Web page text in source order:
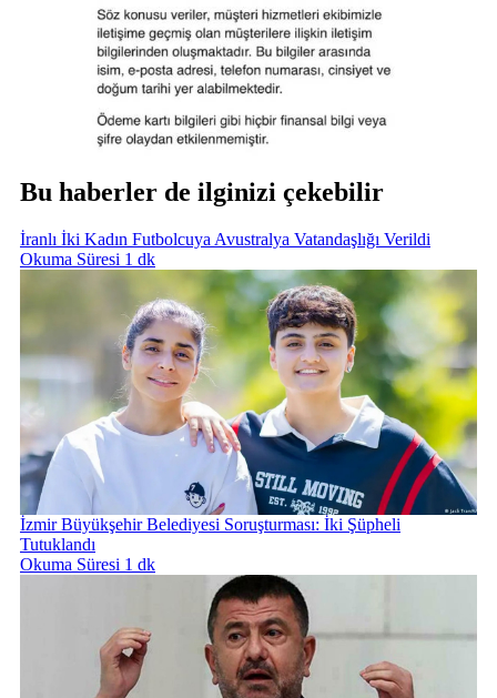
Bu haberler de ilginizi çekebilir
İranlı İki Kadın Futbolcuya Avustralya Vatandaşlığı Verildi
Okuma Süresi 1 dk
İzmir Büyükşehir Belediyesi Soruşturması: İki Şüpheli
Tutuklandı
Okuma Süresi 1 dk